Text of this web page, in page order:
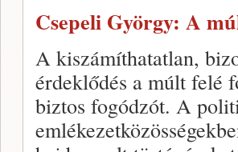
Csepeli György: A
A kiszámíthatatlan,
érdeklődés a múlt felé
biztos fogódzót. A